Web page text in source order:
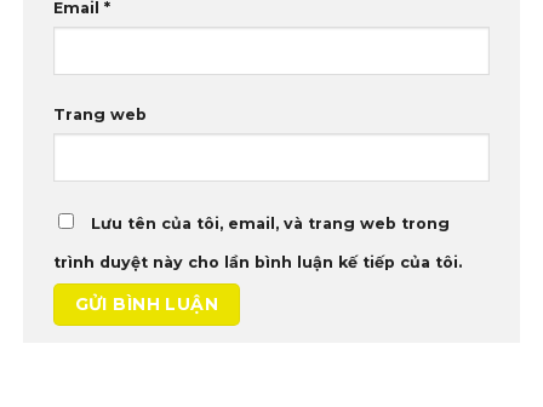
Email *
Trang web
Lưu tên của tôi, email, và trang web trong
trình duyệt này cho lần bình luận kế tiếp của tôi.